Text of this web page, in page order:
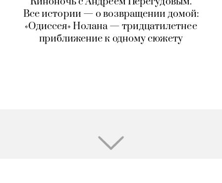
Все истории — о возвращении домой:
«Одиссея» Нолана — тридцатилетнее
приближение к одному сюжету